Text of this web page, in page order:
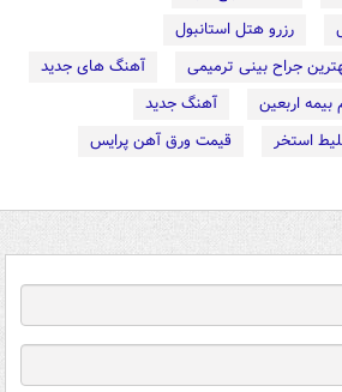
رزرو هتل استانبول
جراح بینی ترمیمی
آهنگ های جدید
بیمه اربعین
آهنگ جدید
استخر
قیمت ورق آهن پرایس